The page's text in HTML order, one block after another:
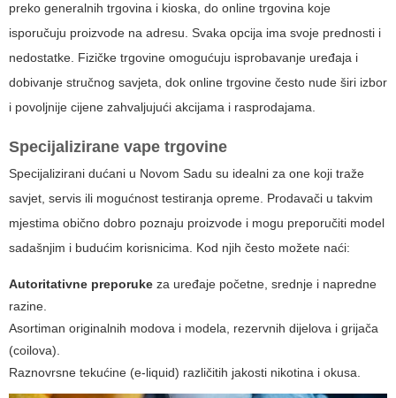
preko generalnih trgovina i kioska, do online trgovina koje
isporučuju proizvode na adresu. Svaka opcija ima svoje prednosti i
nedostatke. Fizičke trgovine omogućuju isprobavanje uređaja i
dobivanje stručnog savjeta, dok online trgovine često nude širi izbor
i povoljnije cijene zahvaljujući akcijama i rasprodajama.
Specijalizirane vape trgovine
Specijalizirani dućani u Novom Sadu su idealni za one koji traže
savjet, servis ili mogućnost testiranja opreme. Prodavači u takvim
mjestima obično dobro poznaju proizvode i mogu preporučiti model
sadašnjim i budućim korisnicima. Kod njih često možete naći:
Autoritativne preporuke za uređaje početne, srednje i napredne
razine.
Asortiman originalnih modova i modela, rezervnih dijelova i grijača
(coilova).
Raznovrsne tekućine (e-liquid) različitih jakosti nikotina i okusa.